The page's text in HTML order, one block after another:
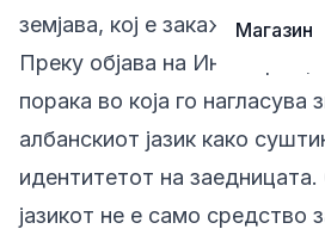
Магазин
земјава, кој е закажан за
Преку објава на Инстаграм,
порака во која го нагласува
албанскиот јазик како
идентитетот на
јазикот не е само средство